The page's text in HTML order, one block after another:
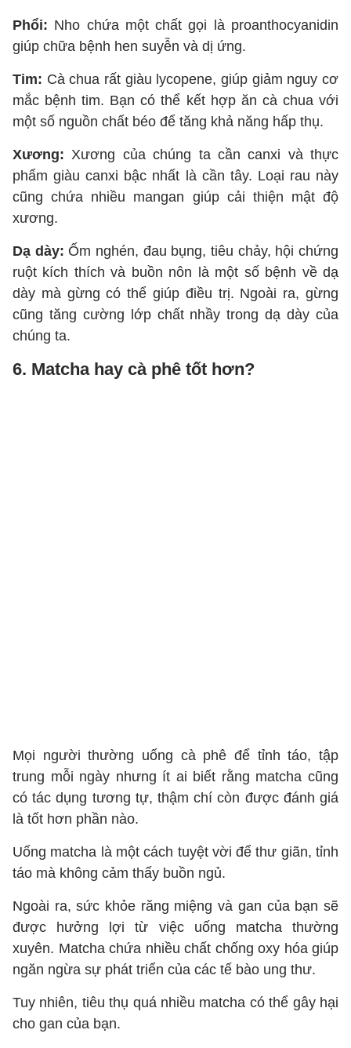
Phổi: Nho chứa một chất gọi là proanthocyanidin
giúp chữa bệnh hen suyễn và dị ứng.
Tim: Cà chua rất giàu lycopene, giúp giảm nguy cơ
mắc bệnh tim. Bạn có thể kết hợp ăn cà chua với
một số nguồn chất béo để tăng khả năng hấp thụ.
Xương: Xương của chúng ta cần canxi và thực
phẩm giàu canxi bậc nhất là cần tây. Loại rau này
cũng chứa nhiều mangan giúp cải thiện mật độ
xương.
Dạ dày: Ốm nghén, đau bụng, tiêu chảy, hội chứng
ruột kích thích và buồn nôn là một số bệnh về dạ
dày mà gừng có thể giúp điều trị. Ngoài ra, gừng
cũng tăng cường lớp chất nhầy trong dạ dày của
chúng ta.
6. Matcha hay cà phê tốt hơn?
Mọi người thường uống cà phê để tỉnh táo, tập
trung mỗi ngày nhưng ít ai biết rằng matcha cũng
có tác dụng tương tự, thậm chí còn được đánh giá
là tốt hơn phần nào.
Uống matcha là một cách tuyệt vời để thư giãn, tỉnh
táo mà không cảm thấy buồn ngủ.
Ngoài ra, sức khỏe răng miệng và gan của bạn sẽ
được hưởng lợi từ việc uống matcha thường
xuyên. Matcha chứa nhiều chất chống oxy hóa giúp
ngăn ngừa sự phát triển của các tế bào ung thư.
Tuy nhiên, tiêu thụ quá nhiều matcha có thể gây hại
cho gan của bạn.